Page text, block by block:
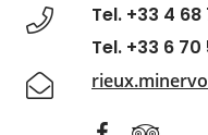
Tel. +33 4 68
Tel. +33 6